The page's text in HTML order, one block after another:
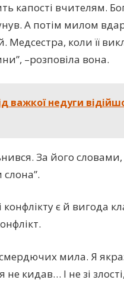
капості вчителям.
А потім милом
Медсестра, коли її
–розповіла вона.
важкої недуги
За його словами,
є й вигода
смердючих мила. Я
кидав… І не зі